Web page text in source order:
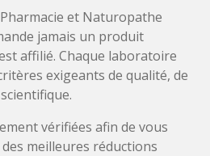
et Naturopathe
jamais un produit
affilié. Chaque laboratoire
exigeants de qualité, de
vérifiées afin de vous
meilleures réductions